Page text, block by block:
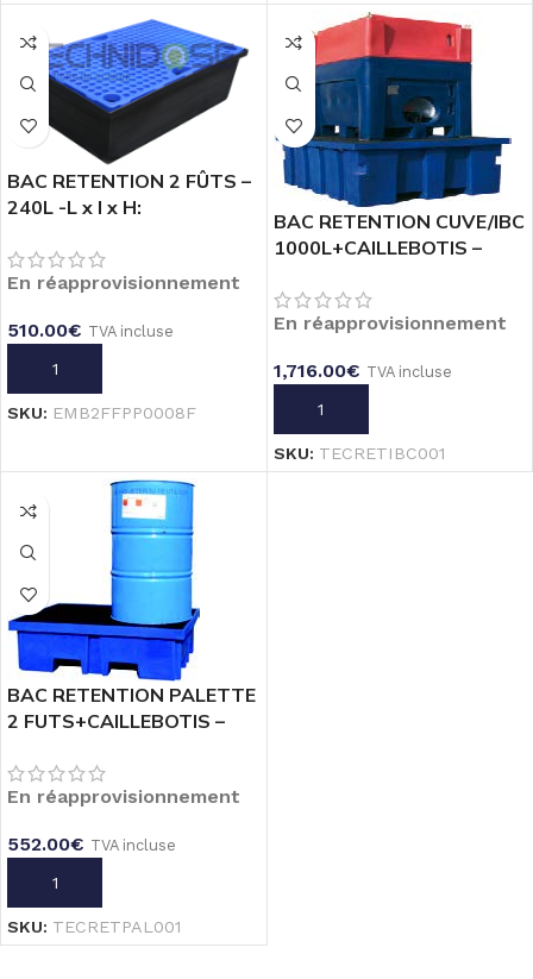
BAC RETENTION 2 FÛTS –
240L -L x l x H:
CAILLEBOTIS PE
En réapprovisionnement
510.00€ TVA incluse
AJOUTER AU PANIER
SKU: EMB2FFPP0008F
BAC RETENTION CUVE/IBC
1000L+CAILLEBOTIS –
En réapprovisionnement
1,716.00€ TVA incluse
AJOUTER AU PANIER
SKU: TECRETIBC001
BAC RETENTION PALETTE
2 FUTS+CAILLEBOTIS –
En réapprovisionnement
552.00€ TVA incluse
AJOUTER AU PANIER
SKU: TECRETPAL001